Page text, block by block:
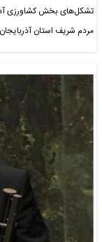
تشکل‌های بخش کشاورزی
مردم شریف استان